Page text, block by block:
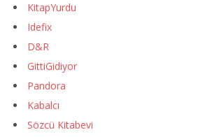
KitapYurdu
Idefix
D&R
GittiGidiyor
Pandora
Kabalcı
Sözcü Kitabevi